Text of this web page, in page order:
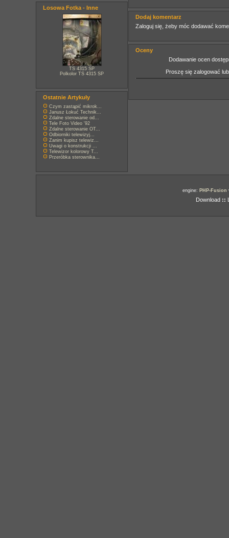
Losowa Fotka - Inne
TS 4315 SP
Polkolor TS 4315 SP
Ostatnie Artykuły
Czym zastąpić mikrok...
Janusz Łokuć Technik...
Zdalne sterowanie od...
Tele Foto Video '92
Zdalne sterowanie OT...
Odbiorniki telewizyj...
Zanim kupisz telewiz...
Uwagi o konstrukcji ...
Telewizor kolorowy T...
Przeróbka sterownika...
Dodaj komentarz
Zaloguj się, żeby móc dodawać
Oceny
Dodawanie ocen
Proszę się zalogować
engine: PHP-Fusion
Download ::